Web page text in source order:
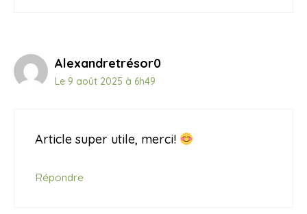
Alexandretrésor0
Le 9 août 2025 à 6h49
Article super utile, merci!
Répondre